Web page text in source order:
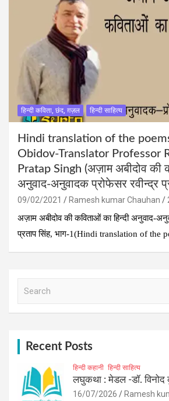
हिन्दी कविता, छंद, ग़ज़ल हिन्दी साहित्य
Hindi translation of the
Obidov-Translator Professor
Pratap Singh (अज़ाम अबीदोव की
अनुवाद-अनुवादक प्रोफेसर रवीन्द्र
09/02/2021 Ramesh kumar Chauhan
अज़ाम अबीदोव की कविताओं का हिन्‍दी अनुवाद-
प्रताप सिंह, भाग-1(Hindi translation of the
Recent Posts
हिन्दी कहानी हिन्दी साहित्य
लघुकथा : मेडल -डॉ. विनोद
16/07/2026 Ramesh